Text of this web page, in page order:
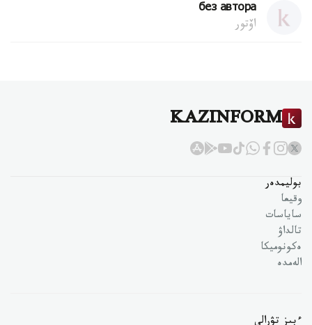
без автора
اۆتور
KAZINFORM
بوليمدەر
وقيعا
ساياسات
تالداۋ
ەكونوميكا
الەمدە